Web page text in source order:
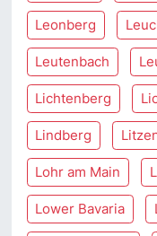
Leonberg
Leutenbach
Lichtenberg
Lindberg
Lohr am Main
Lower Bavaria